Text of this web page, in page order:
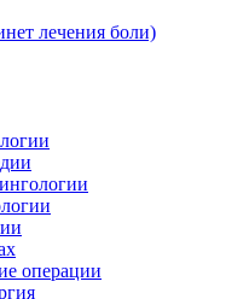
лечения боли)
операции